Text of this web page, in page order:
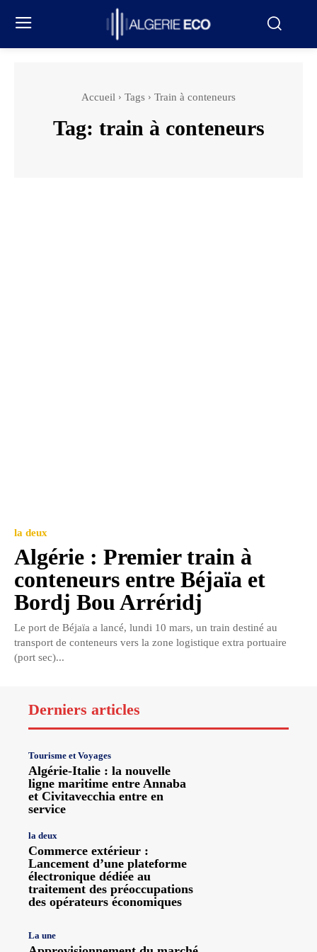
Accueil Tags Train à conteneurs
Tag: train à conteneurs
la deux
Algérie : Premier train à
conteneurs entre Béjaïa et
Bordj Bou Arréridj
Le port de Béjaïa a lancé, lundi 10 mars, un train destiné au
transport de conteneurs vers la zone logistique extra portuaire
(port sec)...
Derniers articles
Tourisme et Voyages
Algérie-Italie : la nouvelle
ligne maritime entre Annaba
et Civitavecchia entre en
service
la deux
Commerce extérieur :
Lancement d’une plateforme
électronique dédiée au
traitement des préoccupations
des opérateurs économiques
La une